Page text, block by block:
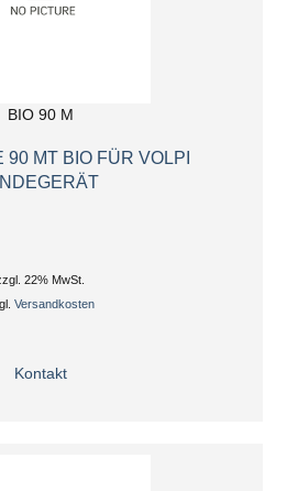
BIO 90 M
90 MT BIO FÜR VOLPI
22% MwSt.
Versandkosten
Kontakt